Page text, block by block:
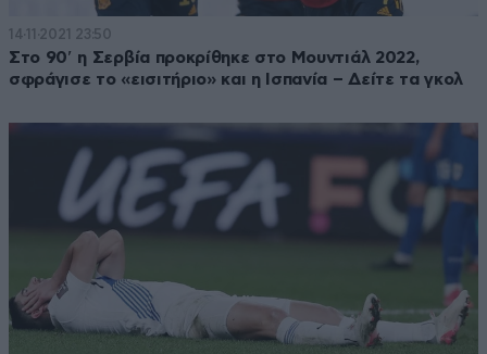
14·11·2021 23:50
Στο 90′ η Σερβία προκρίθηκε στο Μουντιάλ 2022,
σφράγισε το «εισιτήριο» και η Ισπανία – Δείτε τα γκολ